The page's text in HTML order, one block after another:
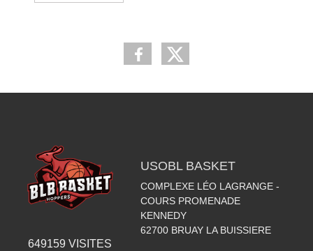
649159 VISITES
USOBL BASKET
COMPLEXE LÉO LAGRANGE -
COURS PROMENADE
KENNEDY
62700 BRUAY LA BUISSIERE